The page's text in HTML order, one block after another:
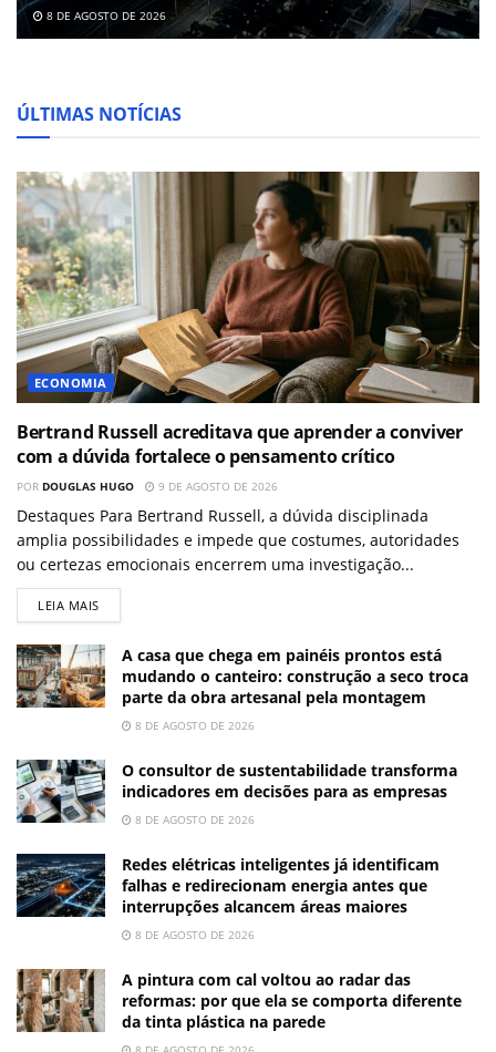
8 DE AGOSTO DE 2026
ÚLTIMAS NOTÍCIAS
ECONOMIA
Bertrand Russell acreditava que aprender a conviver
com a dúvida fortalece o pensamento crítico
POR DOUGLAS HUGO 9 DE AGOSTO DE 2026
Destaques Para Bertrand Russell, a dúvida disciplinada
amplia possibilidades e impede que costumes, autoridades
ou certezas emocionais encerrem uma investigação...
LEIA MAIS
A casa que chega em painéis prontos está
mudando o canteiro: construção a seco troca
parte da obra artesanal pela montagem
8 DE AGOSTO DE 2026
O consultor de sustentabilidade transforma
indicadores em decisões para as empresas
8 DE AGOSTO DE 2026
Redes elétricas inteligentes já identificam
falhas e redirecionam energia antes que
interrupções alcancem áreas maiores
8 DE AGOSTO DE 2026
A pintura com cal voltou ao radar das
reformas: por que ela se comporta diferente
da tinta plástica na parede